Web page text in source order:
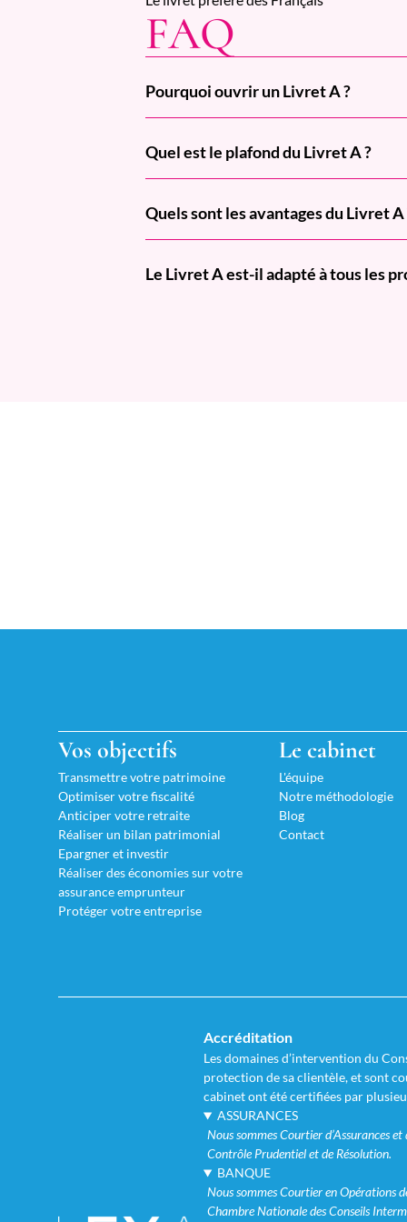
FAQ
Pourquoi ouvrir un Livret A ?
Quel est le plafond du Livret A ?
Quels sont les avantages du Livret A
Le Livret A est-il adapté à tous les
Vos objectifs
Transmettre votre patrimoine
Optimiser votre fiscalité
Anticiper votre retraite
Réaliser un bilan patrimonial
Epargner et investir
Réaliser des économies sur votre
assurance emprunteur
Protéger votre entreprise
Le cabinet
L'équipe
Notre méthodologie
Blog
Contact
Accréditation
Les domaines d’intervention du
protection de sa clientèle, et sont
cabinet ont été certifiées par
ASSURANCES
Nous sommes Courtier d’Assurances
Contrôle Prudentiel et de Résolution.
BANQUE
Nous sommes Courtier en Opérations
Chambre Nationale des Conseils